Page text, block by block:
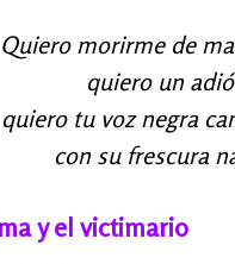
Quiero morirme de
quiero un
quiero tu voz negra
con su frescura
y el victimario